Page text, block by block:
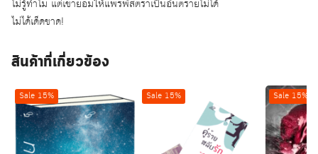
ไม่รู้ทำไม แต่เขายอมให้แพรพัสตราเป็นอันตรายไม่ได้
ไม่ได้เด็ดขาด!
สินค้าที่เกี่ยวข้อง
Sale 15% Sale 15% Sale 15%